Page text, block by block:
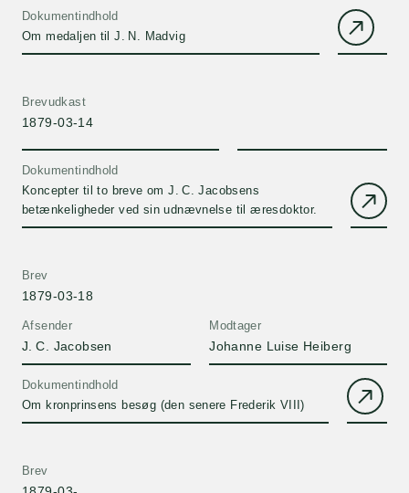
Dokumentindhold
Om medaljen til J. N. Madvig
Brevudkast
1879-03-14
Dokumentindhold
Koncepter til to breve om J. C. Jacobsens
betænkeligheder ved sin udnævnelse til æresdoktor.
Afsender
J. C. Jacobsen
Brev
1879-03-18
Modtager
Johanne Luise Heiberg
Dokumentindhold
Om kronprinsens besøg (den senere Frederik VIII)
Brev